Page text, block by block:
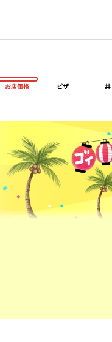
お店価格 ピザ 丼
夏祭